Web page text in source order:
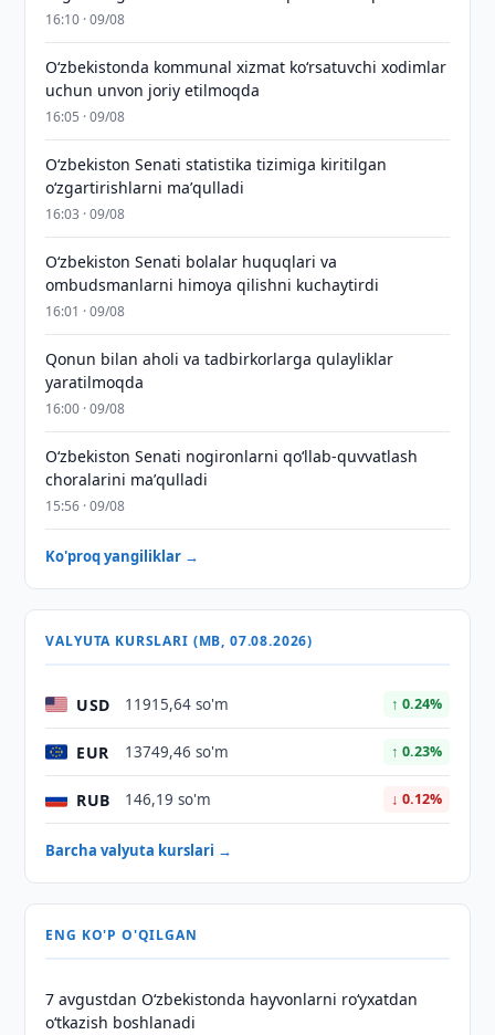
16:10 · 09/08
Oʻzbekistonda kommunal xizmat koʻrsatuvchi xodimlar
uchun unvon joriy etilmoqda
16:05 · 09/08
Oʻzbekiston Senati statistika tizimiga kiritilgan
oʻzgartirishlarni maʼqulladi
16:03 · 09/08
Oʻzbekiston Senati bolalar huquqlari va
ombudsmanlarni himoya qilishni kuchaytirdi
16:01 · 09/08
Qonun bilan aholi va tadbirkorlarga qulayliklar
yaratilmoqda
16:00 · 09/08
Oʻzbekiston Senati nogironlarni qoʻllab-quvvatlash
choralarini maʼqulladi
15:56 · 09/08
Ko'proq yangiliklar →
VALYUTA KURSLARI (MB, 07.08.2026)
USD 11915,64 so'm ↑ 0.24%
EUR 13749,46 so'm ↑ 0.23%
RUB 146,19 so'm ↓ 0.12%
Barcha valyuta kurslari →
ENG KO'P O'QILGAN
7 avgustdan O‘zbekistonda hayvonlarni ro‘yxatdan
o‘tkazish boshlanadi